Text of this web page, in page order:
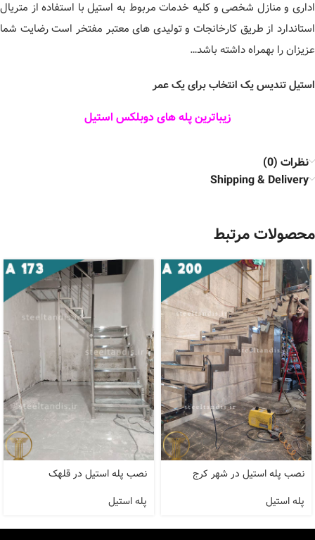
اداری و منازل شخصی و کلیه خدمات مربوط به استیل با استفاده از متریال
استاندارد از طریق کارخانجات و تولیدی های معتبر مفتخر است رضایت شما
عزیزان را بهمراه داشته باشد…
استیل تندیس یک انتخاب برای یک عمر
زیباترین پله های دوبلکس استیل
نظرات (0)
Shipping & Delivery
محصولات مرتبط
نصب پله استیل در شهر کرج
پله استیل
نصب پله استیل در قلهک
پله استیل